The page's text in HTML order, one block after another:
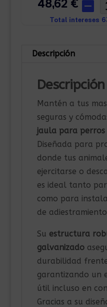
Descripción
Descripción
Mantén a tus
seguras y
jaula para
Diseñada para
donde tus
ejercitarse o
es ideal tanto
como para
de
Su estructura
galvanizado
durabilidad
garantizando un
útil incluso en
Gracias a su